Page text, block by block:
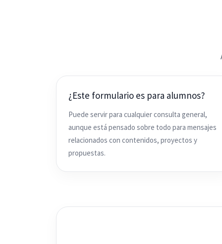
¿Este formulario es para alumnos?
Puede servir para cualquier consulta general,
aunque está pensado sobre todo para mensajes
relacionados con contenidos, proyectos y
propuestas.